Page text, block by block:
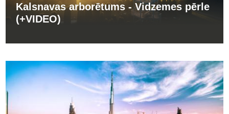
Kalsnavas arborētums - Vidzemes pērle
(+VIDEO)